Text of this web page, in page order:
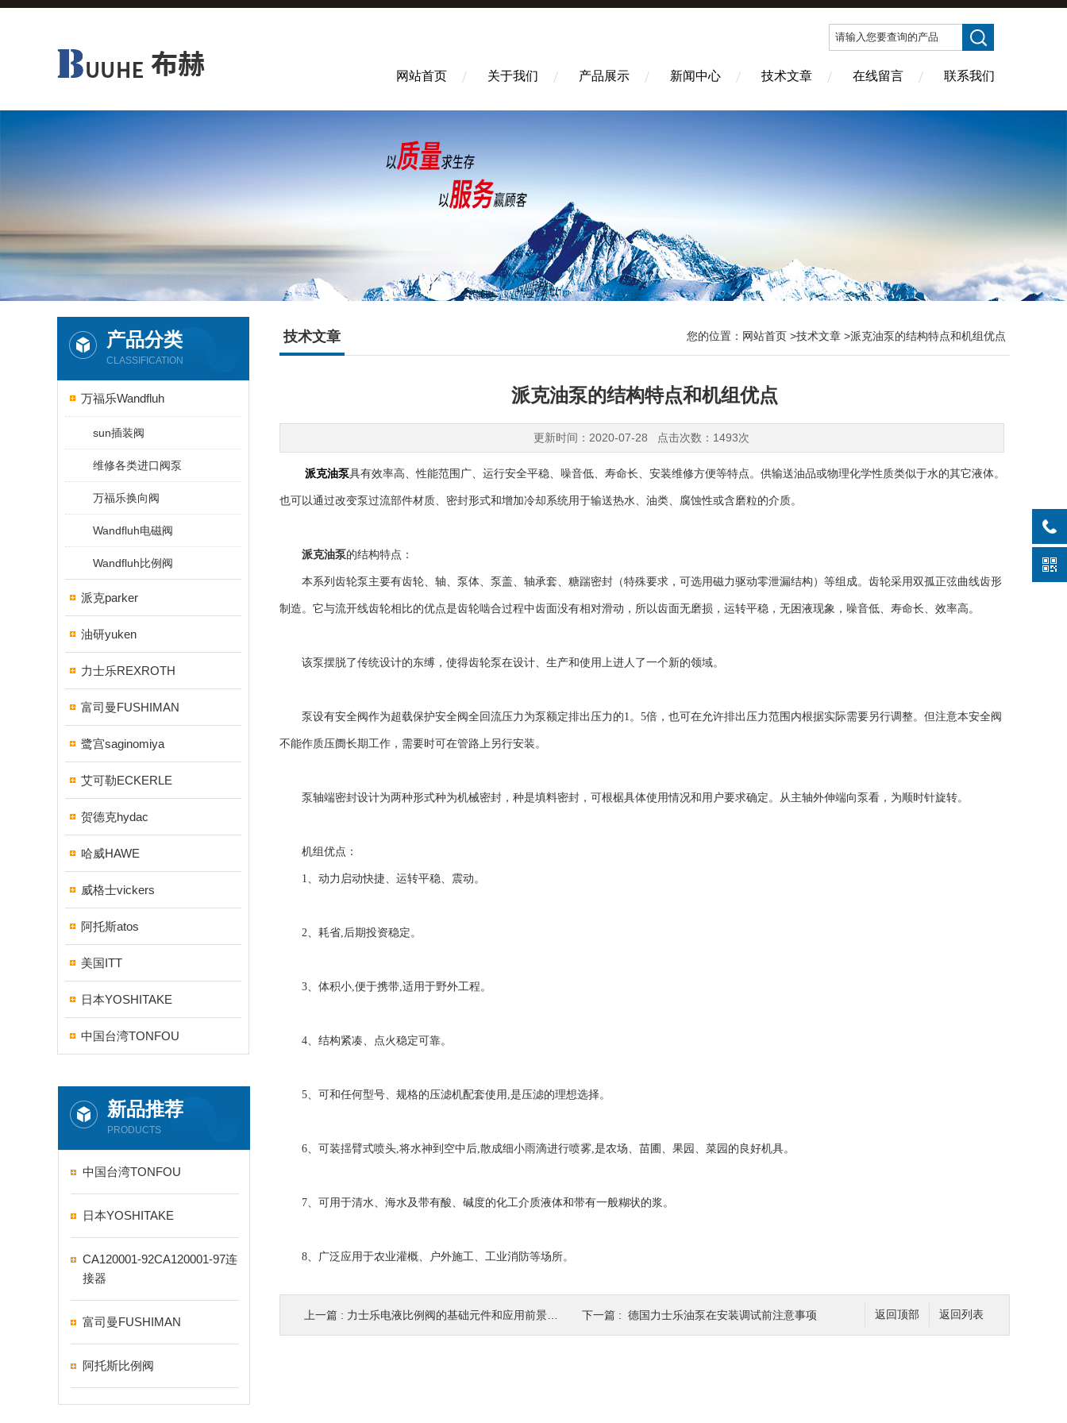
网站首页 关于我们 产品展示 新闻中心 技术文章 在线留言 联系我们
产品分类
CLASSIFICATION
万福乐Wandfluh
sun插装阀
维修各类进口阀泵
万福乐换向阀
Wandfluh电磁阀
Wandfluh比例阀
派克parker
油研yuken
力士乐REXROTH
富司曼FUSHIMAN
鹭宫saginomiya
艾可勒ECKERLE
贺德克hydac
哈威HAWE
威格士vickers
阿托斯atos
美国ITT
日本YOSHITAKE
中国台湾TONFOU
新品推荐
PRODUCTS
中国台湾TONFOU
日本YOSHITAKE
CA120001-92CA120001-97连
接器
富司曼FUSHIMAN
阿托斯比例阀
技术文章 您的位置： 网站首页 >技术文章 >派克油泵的结构特点和机组优点
派克油泵的结构特点和机组优点
更新时间：2020-07-28 点击次数：1493次
派克油泵具有效率高、性能范围广、运行安全平稳、噪音低、寿命长、安装维修方便等特点。供输送油品或物理化学性质类似于水的其它液体。
也可以通过改变泵过流部件材质、密封形式和增加冷却系统用于输送热水、油类、腐蚀性或含磨粒的介质。
派克油泵的结构特点：
本系列齿轮泵主要有齿轮、轴、泵体、泵盖、轴承套、糖踹密封（特殊要求，可选用磁力驱动零泄漏结构）等组成。齿轮采用双孤正弦曲线齿形
制造。它与流开线齿轮相比的优点是齿轮啮合过程中齿面没有相对滑动，所以齿面无磨损，运转平稳，无困液现象，噪音低、寿命长、效率高。
该泵摆脱了传统设计的东缚，使得齿轮泵在设计、生产和使用上进人了一个新的领域。
泵设有安全阀作为超载保护安全阀全回流压力为泵额定排出压力的1。5倍，也可在允许排出压力范围内根据实际需要另行调整。但注意本安全阀
不能作质压阓长期工作，需要时可在管路上另行安装。
泵轴端密封设计为两种形式种为机械密封，种是填料密封，可根椐具体使用情况和用户要求确定。从主轴外伸端向泵看，为顺时针旋转。
机组优点：
1、动力启动快捷、运转平稳、震动。
2、耗省,后期投资稳定。
3、体积小,便于携带,适用于野外工程。
4、结构紧凑、点火稳定可靠。
5、可和任何型号、规格的压滤机配套使用,是压滤的理想选择。
6、可装揺臂式喷头,将水神到空中后,散成细小雨滴进行喷雾,是农场、苗圃、果园、菜园的良好机具。
7、可用于清水、海水及带有酸、碱度的化工介质液体和带有一般糊状的浆。
8、广泛应用于农业灌概、户外施工、工业消防等场所。
返回列表
返回顶部
上一篇 : 力士乐电液比例阀的基础元件和应用前景分析 下一篇 : 德国力士乐油泵在安装调试前注意事项